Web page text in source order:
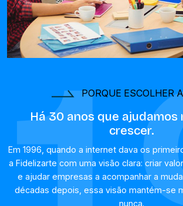
PORQUE ESCOLHER
Há 30 anos que ajudamos
crescer.
Em 1996, quando a internet dava os
a Fidelizarte com uma visão clara: criar
e ajudar empresas a acompanhar a
décadas depois, essa visão mantém-se
nunca.